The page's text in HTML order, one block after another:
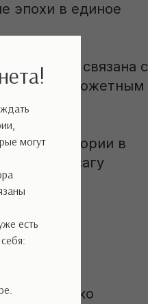
могут
есть
эпохи в единое
связана с
мощным сюжетным
истории в
сагу
не только